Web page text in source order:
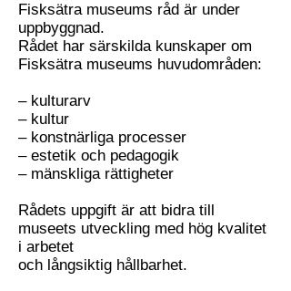
Fisksätra museums råd är under
uppbyggnad.
Rådet har särskilda kunskaper om
Fisksätra museums huvudområden:
– kulturarv
– kultur
– konstnärliga processer
– estetik och pedagogik
– mänskliga rättigheter
Rådets uppgift är att bidra till
museets utveckling med hög kvalitet
i arbetet
och långsiktig hållbarhet.